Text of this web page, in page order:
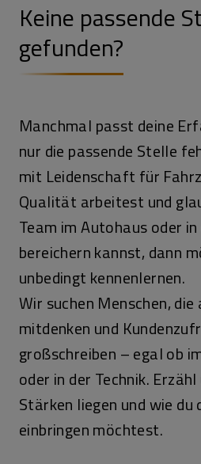
Keine passende
gefunden?
Manchmal passt deine
nur die passende Stelle
mit Leidenschaft für
Qualität arbeitest und
Team im Autohaus oder
bereichern kannst, dann
unbedingt kennenlernen.
Wir suchen Menschen, die
mitdenken und
großschreiben – egal ob
oder in der Technik.
Stärken liegen und wie du
einbringen möchtest.